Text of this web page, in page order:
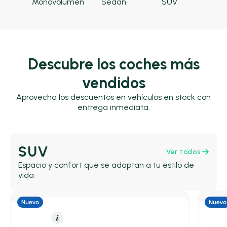
Descubre los coches más
vendidos
Aprovecha los descuentos en vehículos en stock con
entrega inmediata.
SUV Ver todos
Espacio y confort que se adaptan a tu estilo de
vida